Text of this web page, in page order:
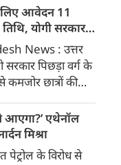
प्रदेशवासियों से
पर अपने-अपने घरों
और राष्ट्रभक्ति की
प्रज्वलित रखने का
उन्होंने कहा कि
भावना देवभूमि के कण-
लिए आवेदन 11
योगी सरकार में
News : उत्तर
सरकार पिछड़ा वर्ग के
छात्रों की
ढंग से संचालित
वर्ग कल्याण
दशमोत्तर
आएगा?’ एथेनॉल
मिश्रा
पेट्रोल के विरोध से